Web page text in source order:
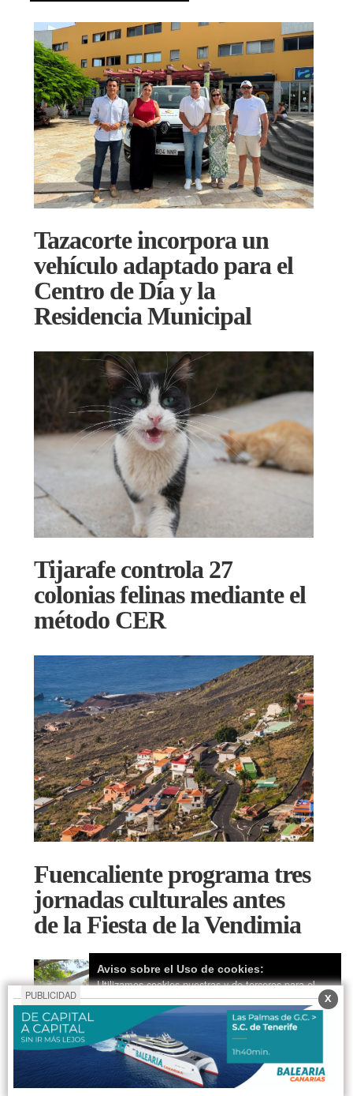
Tazacorte incorpora un
vehículo adaptado para el
Centro de Día y la
Residencia Municipal
Tijarafe controla 27
colonias felinas mediante el
método CER
Fuencaliente programa tres
jornadas culturales antes
de la Fiesta de la Vendimia
PUBLICIDAD X
Aviso sobre el Uso de cookies:
Utilizamos cookies nuestras y de terceros para el
funcionamiento del digital. Puedes consultar la lista
de cookies y como desconectarlas.Ver nuestra
Política de Privacidad y Cookies
Aceptar Cookies
Personalizar